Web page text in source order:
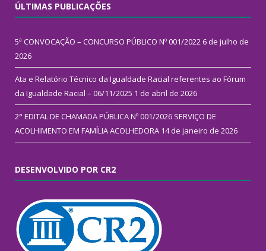
ÚLTIMAS PUBLICAÇÕES
5ª CONVOCAÇÃO – CONCURSO PÚBLICO Nº 001/2022 6 de julho de
2026
Ata e Relatório Técnico da Igualdade Racial referentes ao Fórum
da Igualdade Racial – 06/11/2025 1 de abril de 2026
2° EDITAL DE CHAMADA PÚBLICA Nº 001/2026 SERVIÇO DE
ACOLHIMENTO EM FAMÍLIA ACOLHEDORA 14 de janeiro de 2026
DESENVOLVIDO POR CR2